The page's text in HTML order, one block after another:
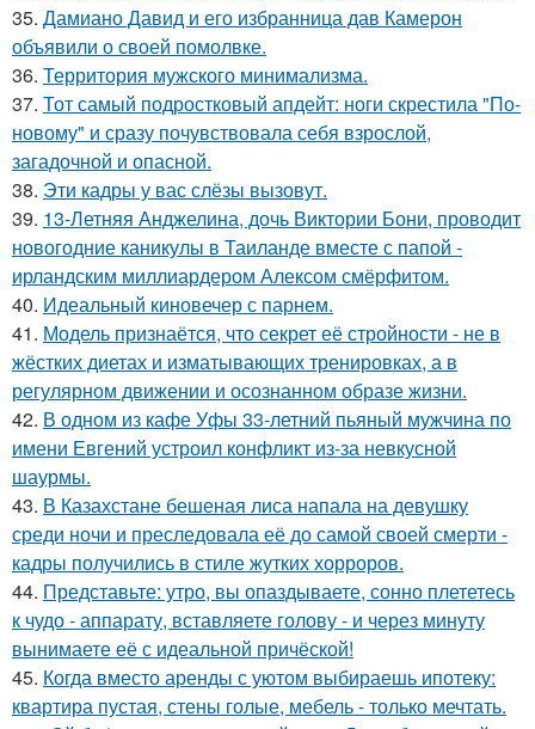
35. Дамиано Давид и его избранница дав Камерон
объявили о своей помолвке.
36. Территория мужского минимализма.
37. Тот самый подростковый апдейт: ноги скрестила "По-
новому" и сразу почувствовала себя взрослой,
загадочной и опасной.
38. Эти кадры у вас слёзы вызовут.
39. 13-Летняя Анджелина, дочь Виктории Бони, проводит
новогодние каникулы в Таиланде вместе с папой -
ирландским миллиардером Алексом смёрфитом.
40. Идеальный киновечер с парнем.
41. Модель признаётся, что секрет её стройности - не в
жёстких диетах и изматывающих тренировках, а в
регулярном движении и осознанном образе жизни.
42. В одном из кафе Уфы 33-летний пьяный мужчина по
имени Евгений устроил конфликт из-за невкусной
шаурмы.
43. В Казахстане бешеная лиса напала на девушку
среди ночи и преследовала её до самой своей смерти -
кадры получились в стиле жутких хорроров.
44. Представьте: утро, вы опаздываете, сонно плететесь
к чудо - аппарату, вставляете голову - и через минуту
вынимаете её с идеальной причёской!
45. Когда вместо аренды с уютом выбираешь ипотеку:
квартира пустая, стены голые, мебель - только мечтать.